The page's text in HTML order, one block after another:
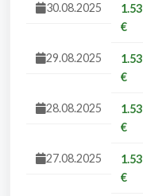
30.08.2025
1.53
€
29.08.2025
1.53
€
28.08.2025
1.53
€
27.08.2025
1.53
€